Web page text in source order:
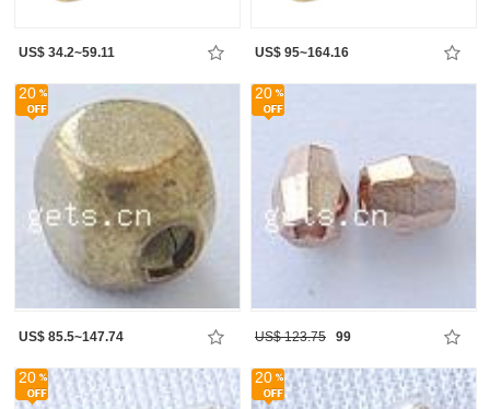
US$ 34.2~59.11 US$ 95~164.16
20
US$ 85.5~147.74
20
US$ 123.75 99
20 20